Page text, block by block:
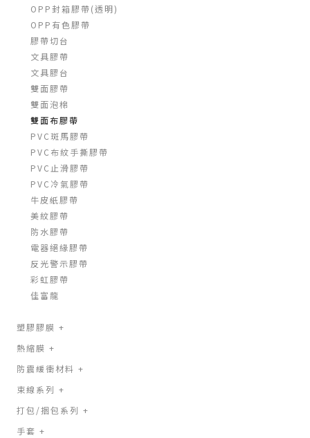
OPP封箱膠帶(透明)
OPP有色膠帶
膠帶切台
文具膠帶
文具膠台
雙面膠帶
雙面泡棉
雙面布膠帶
PVC斑馬膠帶
PVC布紋手撕膠帶
PVC止滑膠帶
PVC冷氣膠帶
牛皮紙膠帶
美紋膠帶
防水膠帶
電器絕緣膠帶
反光警示膠帶
彩虹膠帶
佳富龍
塑膠膠膜 +
熱縮膜 +
防震緩衝材料 +
束線系列 +
打包/捆包系列 +
手套 +